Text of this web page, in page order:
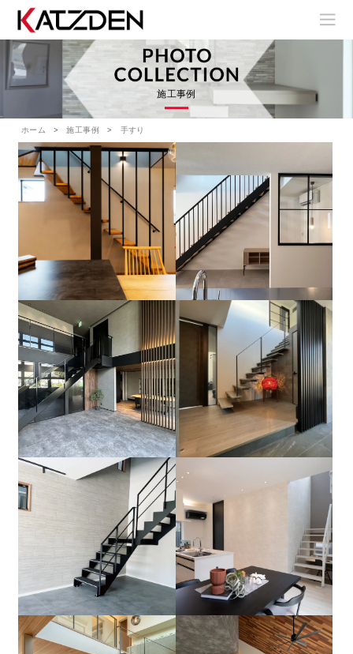
施工事例
ホーム 施工事例 手すり